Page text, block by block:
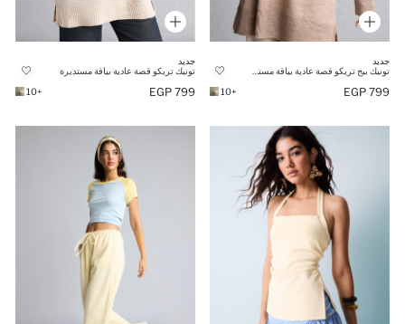
جديد
799 EGP
+10
جديد
تونيك تريكو قصة عادية بياقة مستديرة
799 EGP
+10